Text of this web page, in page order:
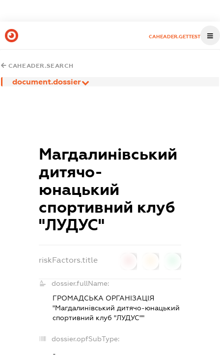
CAHEADER.GETTEST
CAHEADER.SEARCH
document.dossier
Магдалинівський
дитячо-
юнацький
спортивний клуб
"ЛУДУС"
riskFactors.title
dossier.fullName:
ГРОМАДСЬКА ОРГАНІЗАЦІЯ
"Магдалинівський дитячо-юнацький
спортивний клуб "ЛУДУС""
dossier.opfSubType: